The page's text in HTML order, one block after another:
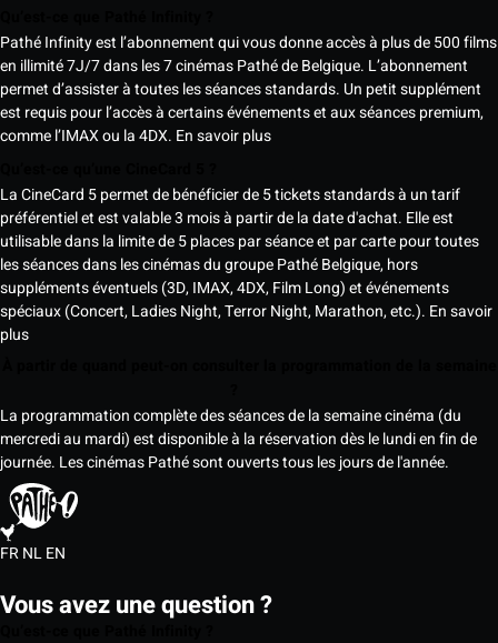
Pathé Infinity est l’abonnement qui vous donne accès à plus de 500 films
en illimité 7J/7 dans les 7 cinémas Pathé de Belgique. L’abonnement
permet d’assister à toutes les séances standards. Un petit supplément
est requis pour l’accès à certains événements et aux séances premium,
comme l’IMAX ou la 4DX. En savoir plus
La CineCard 5 permet de bénéficier de 5 tickets standards à un tarif
préférentiel et est valable 3 mois à partir de la date d'achat. Elle est
utilisable dans la limite de 5 places par séance et par carte pour toutes
les séances dans les cinémas du groupe Pathé Belgique, hors
suppléments éventuels (3D, IMAX, 4DX, Film Long) et événements
spéciaux (Concert, Ladies Night, Terror Night, Marathon, etc.). En savoir
plus
La programmation complète des séances de la semaine cinéma (du
mercredi au mardi) est disponible à la réservation dès le lundi en fin de
journée. Les cinémas Pathé sont ouverts tous les jours de l'année.
FRNLEN
Vous avez une question ?